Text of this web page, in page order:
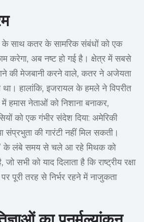
के साथ कतर के सामरिक संबंधों को एक
करेगा, अब नष्ट हो गई है। क्षेत्र में सबसे
की मेजबानी करने वाले, कतर ने अजेयता
हालांकि, इजरायल के हमले ने विपरीत
में हमास नेताओं को निशाना बनाकर,
को एक गंभीर संदेश दिया: अमेरिकी
संप्रभुता की गारंटी नहीं मिल सकती।
के लंबे समय से चले आ रहे मिथक को
सभी को याद दिलाता है कि राष्ट्रीय रक्षा
पूरी तरह से निर्भर रहने में नाजुकता